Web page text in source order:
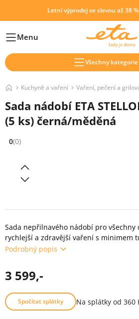
Letní výprodej se slevou až 38 %
HlavníMenu
Všechny kategorie
Kuchyně a vaření Vaření, pečení a
Sada nádobí ETA
(5 ks) černá/měděná
Hodnocení: 0 z 5 (0 recenzí)
0(0)
Sada nepřilnavého nádobí pro všechny
rychlejší a zdravější vaření s minimem
Podrobný popis
3 599,-
Spočítat splátky Na splátky od 360